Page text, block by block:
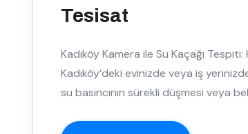
Tesisat
Kadıköy Kamera ile Su Kaçağı
Kadıköy‘deki evinizde veya iş
su basıncının sürekli düşmesi veya